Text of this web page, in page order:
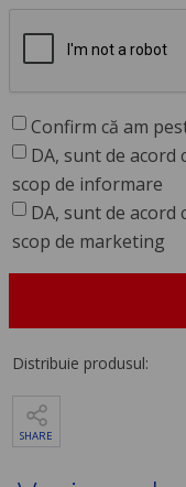
Confirm că am
DA, sunt de acord
scop de informare
DA, sunt de acord
scop de marketing
Distribuie produsul:
SHARE